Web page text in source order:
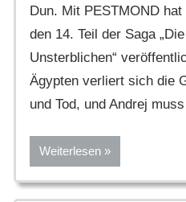
Dun. Mit PESTMOND
den 14. Teil der Saga
Unsterblichen“
Ägypten verliert sich die
und Tod, und Andrej
Weiterlesen